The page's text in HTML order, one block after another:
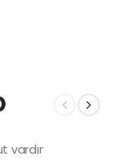
vardır